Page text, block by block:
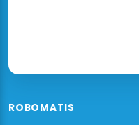
ROBOMATIS